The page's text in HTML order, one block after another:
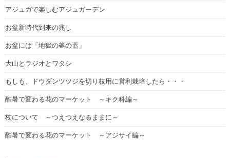
アジュガで楽しむアジュガーデン
お盆新時代到来の兆し
お盆には「地獄の釜の蓋」
大山とラジオとワタシ
もしも、ドウダンツツジを切り枝用に営利栽培したら・・・
酷暑で変わる花のマーケット ～キク科編～
杖について ～つえつえなるままに～
酷暑で変わる花のマーケット ～アジサイ編～